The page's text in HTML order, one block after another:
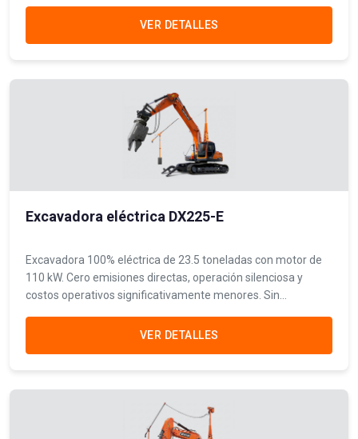
VER DETALLES
Excavadora eléctrica DX225-E
Excavadora 100% eléctrica de 23.5 toneladas con motor de
110 kW. Cero emisiones directas, operación silenciosa y
costos operativos significativamente menores. Sin
VER DETALLES